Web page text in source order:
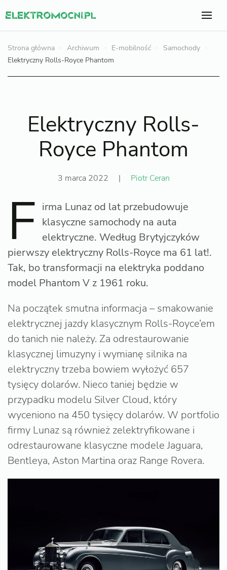
Strona główna Archiwum E-mobilność
Samochody
Elektryczny Rolls-Royce Phantom
Elektryczny Rolls-
Royce Phantom
3 marca 2022 | Piotr Ceran
F irma Lunaz od lat przebudowuje
klasyczne samochody na auta
elektryczne. Według Brytyjczyków
pierwszy elektryczny Rolls-Royce ma 61 lat!.
Tak, bo transformacji na elektryka poddano
model Phantom V z 1961 roku.
Na początek smutna informacja – smakowanie
elektrycznej jazdy klasycznym Rolls-Royce’em
do tanich nie należy. Za odrestaurowanie
klasycznej limuzyny i wymianę silnika na
elektryczny trzeba bowiem wyłożyć 657
tysięcy dolarów. Nieco taniej będzie w
przypadku modelu Silver Cloud, który
wyceniono na 450 tysięcy dolarów. W portfolio
firmy Lunaz są również zelektryfikowane i
odrestaurowane klasyczne modele Jaguara,
Bentleya, Aston Martina oraz Range Rovera.